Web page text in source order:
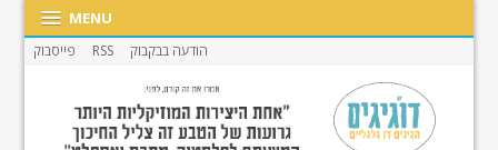
MENU
הודעה בבקבוק RSS פייסבוק